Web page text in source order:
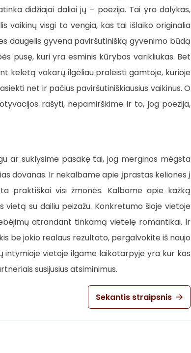
didžiajai daliai jų – poezija. Tai yra dalykas,
vaikinų visgi to vengia, kas tai išlaiko originalia
daugelis gyvena paviršutinišką gyvenimo būdą
pusę, kuri yra esminis kūrybos varikliukas. Bet
keletą vakarų ilgėliau praleisti gamtoje, kurioje
net ir pačius paviršutiniškiausius vaikinus. O
rašyti, nepamirškime ir to, jog poezija,
ar suklysime pasakę tai, jog merginos mėgsta
dovanas. Ir nekalbame apie įprastas keliones į
praktiškai visi žmonės. Kalbame apie kažką
su dailiu peizažu. Konkretumo šioje vietoje
atrandant tinkamą vietelę romantikai. Ir
be jokio realaus rezultato, pergalvokite iš naujo
intymioje vietoje ilgame laikotarpyje yra kur kas
susijusius atsiminimus.
Sekantis straipsnis